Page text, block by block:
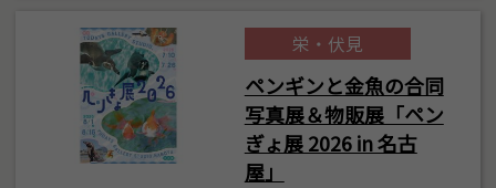
栄・伏見
ペンギンと金魚の合同
写真展＆物販展「ペン
ぎょ展 2026 in 名古
屋」